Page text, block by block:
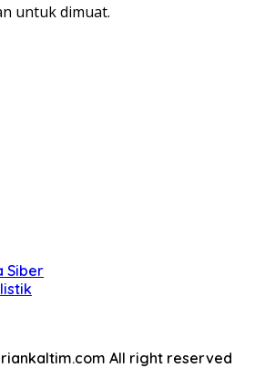
untuk dimuat.
Siber
All right reserved